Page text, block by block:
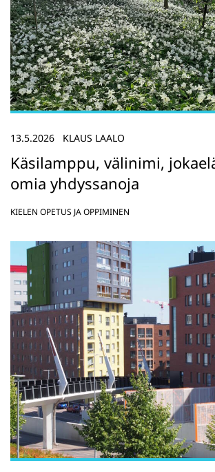
Käsilamppu, välinimi,
omia yhdyssanoja
13.5.2026 KLAUS LAALO
KIELEN OPETUS JA OPPIMINEN